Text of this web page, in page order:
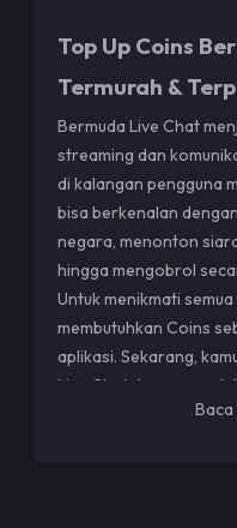
Top Up Coins
Termurah &
Bermuda Live Chat
streaming dan
di kalangan pengguna
bisa berkenalan
negara, menonton
hingga mengobrol
Untuk menikmati
membutuhkan Coins
aplikasi. Sekarang,
Live Chat dengan
bersahabat hanya di